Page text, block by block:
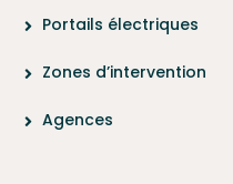
Portails électriques
Zones d’intervention
Agences